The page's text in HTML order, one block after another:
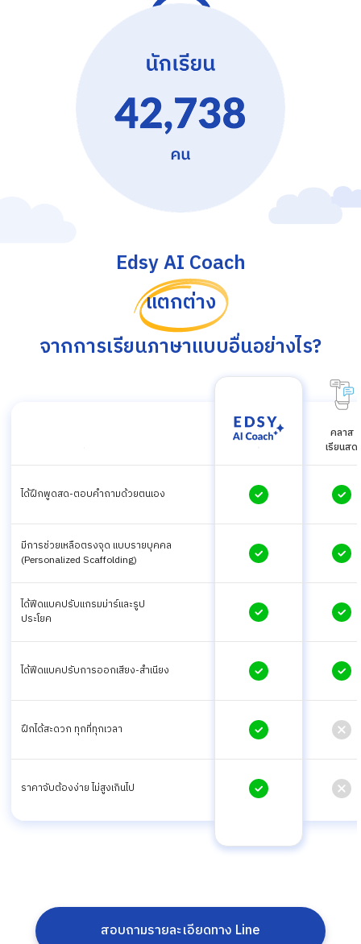
Edsy AI Coach
แตกต่าง
จากการเรียนภาษาแบบอื่นอย่างไร?
ได้ฝึกพูดสด-ตอบคำถามด้วยตนเอง
มีการช่วยเหลือตรงจุด แบบรายบุคคล
(Personalized Scaffolding)
ได้ฟีดแบคปรับแกรมม่าร์และรูป
ประโยค
ได้ฟีดแบคปรับการออกเสียง-สำเนียง
ฝึกได้สะดวก ทุกที่ทุกเวลา
ราคาจับต้องง่าย ไม่สูงเกินไป
.
.
คลาส
เรียนสด
สอบถามรายละเอียดทาง Line